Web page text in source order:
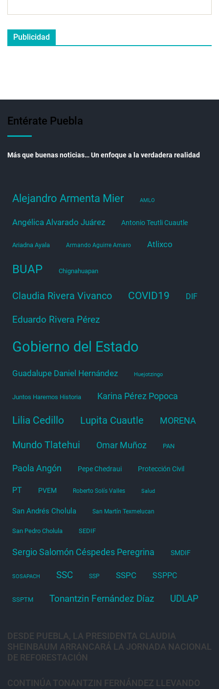
Publicidad
Entérate Puebla
Más que buenas noticias… Un enfoque a la verdadera realidad
Alejandro Armenta Mier AMLO
Angélica Alvarado Juárez Antonio Teutli Cuautle
Ariadna Ayala Armando Aguirre Amaro Atlixco
BUAP Chignahuapan
Claudia Rivera Vivanco COVID19 DIF
Eduardo Rivera Pérez
Gobierno del Estado
Guadalupe Daniel Hernández Huejotzingo
Juntos Haremos Historia Karina Pérez Popoca
Lilia Cedillo Lupita Cuautle MORENA
Mundo Tlatehui Omar Muñoz PAN
Paola Angón Pepe Chedraui Protección Civil
PT PVEM Roberto Solís Valles Salud
San Andrés Cholula San Martín Texmelucan
San Pedro Cholula SEDIF
Sergio Salomón Céspedes Peregrina SMDIF
SOSAPACH SSC SSP SSPC SSPPC
SSPTM Tonantzin Fernández Díaz UDLAP
DESDE PUEBLA, LA PRESIDENTA CLAUDIA
SHEINBAUM ARRANCARÁ LA JORNADA NACIONAL
DE REFORESTACIÓN
CONTINÚA TONANTZIN FERNÁNDEZ LLEVANDO